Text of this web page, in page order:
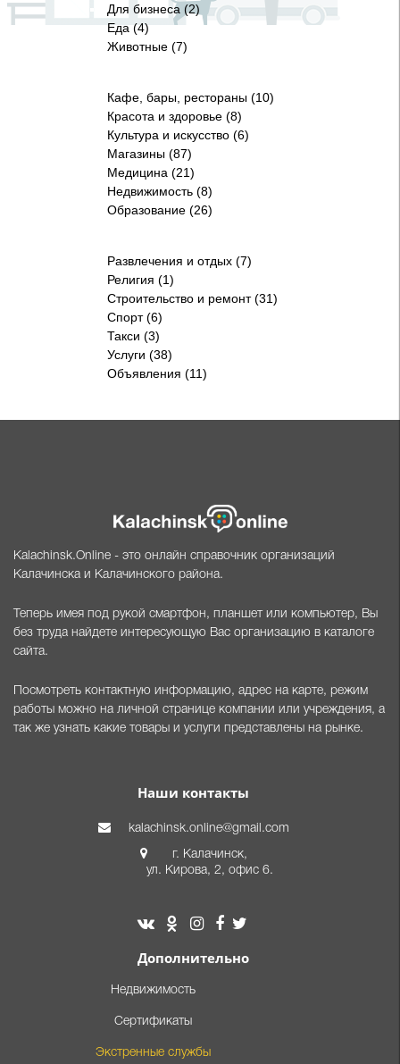
Для бизнеса (2)
Еда (4)
Животные (7)
Кафе, бары, рестораны (10)
Красота и здоровье (8)
Культура и искусство (6)
Магазины (87)
Медицина (21)
Недвижимость (8)
Образование (26)
Развлечения и отдых (7)
Религия (1)
Строительство и ремонт (31)
Спорт (6)
Такси (3)
Услуги (38)
Объявления (11)
Kalachinsk.Online - это онлайн справочник организаций
Калачинска и Калачинского района.
Теперь имея под рукой смартфон, планшет или компьютер, Вы
без труда найдете интересующую Вас организацию в каталоге
сайта.
Посмотреть контактную информацию, адрес на карте, режим
работы можно на личной странице компании или учреждения, а
так же узнать какие товары и услуги представлены на рынке.
Наши контакты
kalachinsk.online@gmail.com
г. Калачинск,
ул. Кирова, 2, офис 6.
Дополнительно
Недвижимость
Сертификаты
Экстренные службы